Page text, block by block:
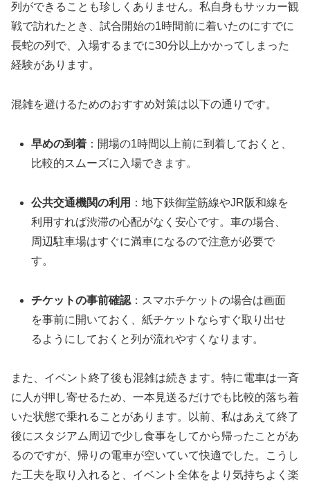
列ができることも珍しくありません。私自身もサッカー観
戦で訪れたとき、試合開始の1時間前に着いたのにすでに
長蛇の列で、入場するまでに30分以上かかってしまった
経験があります。
混雑を避けるためのおすすめ対策は以下の通りです。
早めの到着 ：開場の1時間以上前に到着しておくと、
比較的スムーズに入場できます。
公共交通機関の利用 ：地下鉄御堂筋線やJR阪和線を
利用すれば渋滞の心配がなく安心です。車の場合、
周辺駐車場はすぐに満車になるので注意が必要で
す。
チケットの事前確認 ：スマホチケットの場合は画面
を事前に開いておく、紙チケットならすぐ取り出せ
るようにしておくと列が流れやすくなります。
また、イベント終了後も混雑は続きます。特に電車は一斉
に人が押し寄せるため、一本見送るだけでも比較的落ち着
いた状態で乗れることがあります。以前、私はあえて終了
後にスタジアム周辺で少し食事をしてから帰ったことがあ
るのですが、帰りの電車が空いていて快適でした。こうし
た工夫を取り入れると、イベント全体をより気持ちよく楽